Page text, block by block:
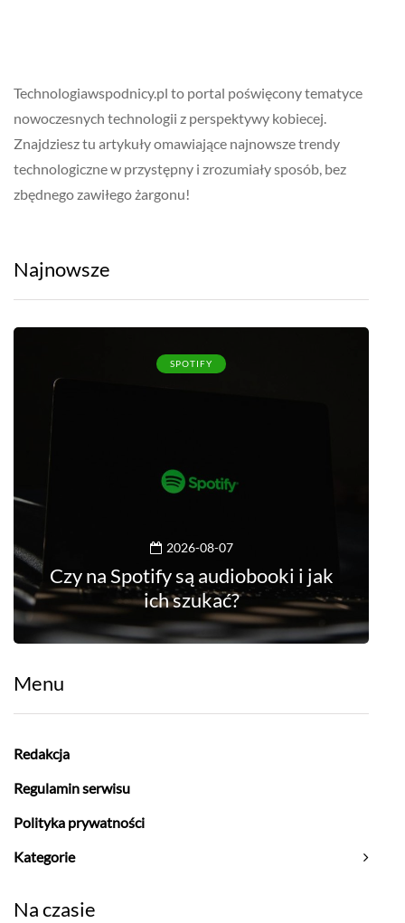
Technologiawspodnicy.pl to portal poświęcony tematyce
nowoczesnych technologii z perspektywy kobiecej.
Znajdziesz tu artykuły omawiające najnowsze trendy
technologiczne w przystępny i zrozumiały sposób, bez
zbędnego zawiłego żargonu!
Najnowsze
SPOTIFY
2026-08-07
Czy na Spotify są audiobooki i jak
ich szukać?
Menu
Redakcja
Regulamin serwisu
Polityka prywatności
Kategorie
Na czasie